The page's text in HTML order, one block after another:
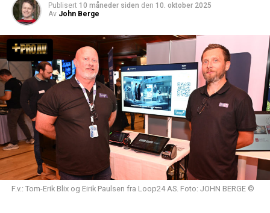
Publisert 10 måneder siden den 10. oktober 2025
Av John Berge
F.v.: Tom-Erik Blix og Eirik Paulsen fra Loop24 AS. Foto: JOHN BERGE ©